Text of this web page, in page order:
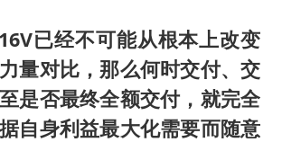
已经不可能从根本上改变
量对比，那么何时交付、交
是否最终全额交付，就完全
自身利益最大化需要而随意